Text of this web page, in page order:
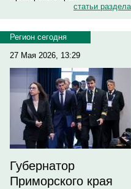
статьи раздела
Регион сегодня
27 Мая 2026, 13:29
Губернатор
Приморского края